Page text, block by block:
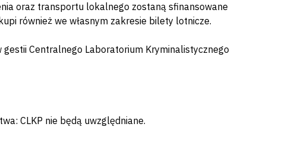
oraz transportu lokalnego zostaną sfinansowane
również we własnym zakresie bilety lotnicze.
Centralnego Laboratorium Kryminalistycznego
CLKP nie będą uwzględniane.